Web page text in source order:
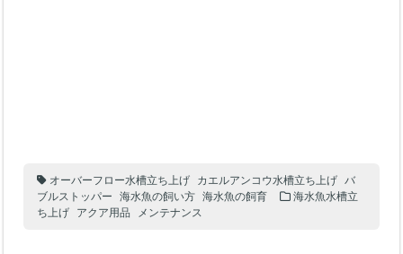
オーバーフロー水槽立ち上げ カエルアンコウ水槽立ち上げ
バ
ブルストッパー
海水魚の飼い方 海水魚の飼育
海水魚水槽立
ち上げ
アクア用品 メンテナンス